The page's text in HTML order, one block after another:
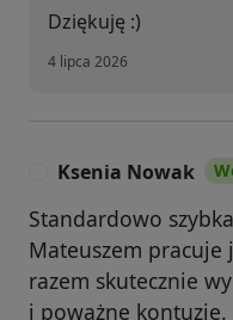
Dziękuję :)
4 lipca 2026
Ksenia Nowak
Standardowo
Mateuszem pracuje
razem skutecznie
i poważne